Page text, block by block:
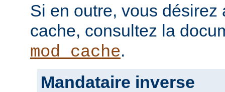
Si en outre, vous désirez
cache, consultez la
mod_cache.
Mandataire inverse